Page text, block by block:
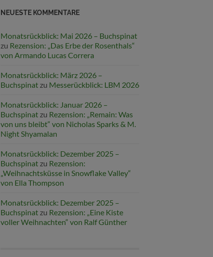
NEUESTE KOMMENTARE
Monatsrückblick: Mai 2026 – Buchspinat
zu Rezension: „Das Erbe der Rosenthals“
von Armando Lucas Correra
Monatsrückblick: März 2026 –
Buchspinat zu Messerückblick: LBM 2026
Monatsrückblick: Januar 2026 –
Buchspinat zu Rezension: „Remain: Was
von uns bleibt“ von Nicholas Sparks & M.
Night Shyamalan
Monatsrückblick: Dezember 2025 –
Buchspinat zu Rezension:
„Weihnachtsküsse in Snowflake Valley“
von Ella Thompson
Monatsrückblick: Dezember 2025 –
Buchspinat zu Rezension: „Eine Kiste
voller Weihnachten“ von Ralf Günther